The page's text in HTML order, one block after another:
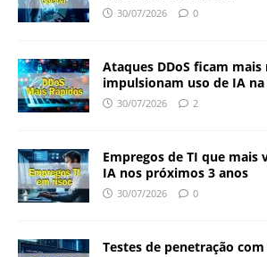
30/07/2026 0
Ataques DDoS ficam mais
impulsionam uso de IA na
30/07/2026 2
Empregos de TI que mais
IA nos próximos 3 anos
30/07/2026 0
Testes de penetração